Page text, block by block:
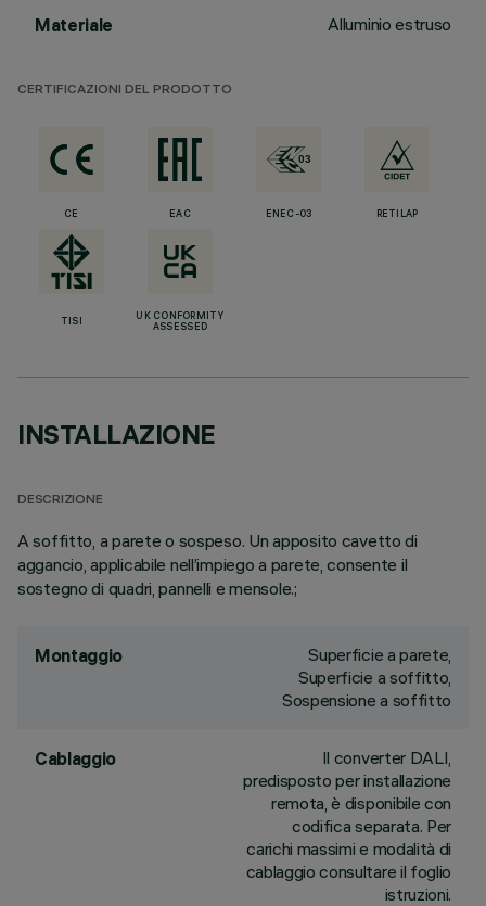
Materiale Alluminio estruso
CERTIFICAZIONI DEL PRODOTTO
CE EAC ENEC-03 RETILAP
TISI
UK CONFORMITY
ASSESSED
INSTALLAZIONE
DESCRIZIONE
A soffitto, a parete o sospeso. Un apposito cavetto di
aggancio, applicabile nell’impiego a parete, consente il
sostegno di quadri, pannelli e mensole.;
Montaggio
Superficie a parete,
Superficie a soffitto,
Sospensione a soffitto
Cablaggio
Il converter DALI,
predisposto per installazione
remota, è disponibile con
codifica separata. Per
carichi massimi e modalità di
cablaggio consultare il foglio
istruzioni.